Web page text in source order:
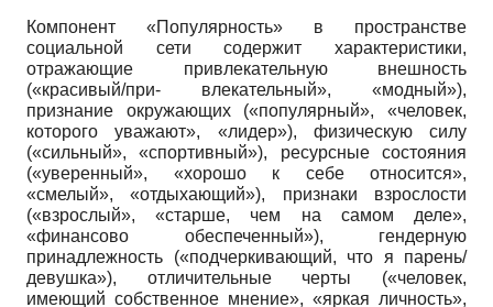
Компонент «Популярность» в пространстве
социальной сети содержит характеристики,
отражающие привлекательную внешность
(«красивый/при- влекательный», «модный»),
признание окружающих («популярный», «человек,
которого уважают», «лидер»), физическую силу
(«сильный», «спортивный»), ресурсные состояния
(«уверенный», «хорошо к себе относится»,
«смелый», «отдыхающий»), признаки взрослости
(«взрослый», «старше, чем на самом деле»,
«финансово обеспеченный»), гендерную
принадлежность («подчеркивающий, что я парень/
девушка»), отличительные черты («человек,
имеющий собственное мнение», «яркая личность»,